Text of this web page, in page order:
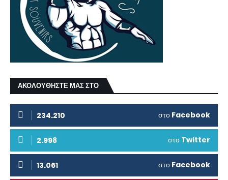
ΑΚΟΛΟΥΘΗΣΤΕ ΜΑΣ ΣΤΟ
234.210 στο Facebook
2.998 στο Twitter
13.061 στο Facebook